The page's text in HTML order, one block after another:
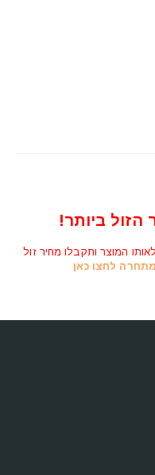
הזול ביותר!
המוצר ותקבלו מחיר זול
לחצו כאן